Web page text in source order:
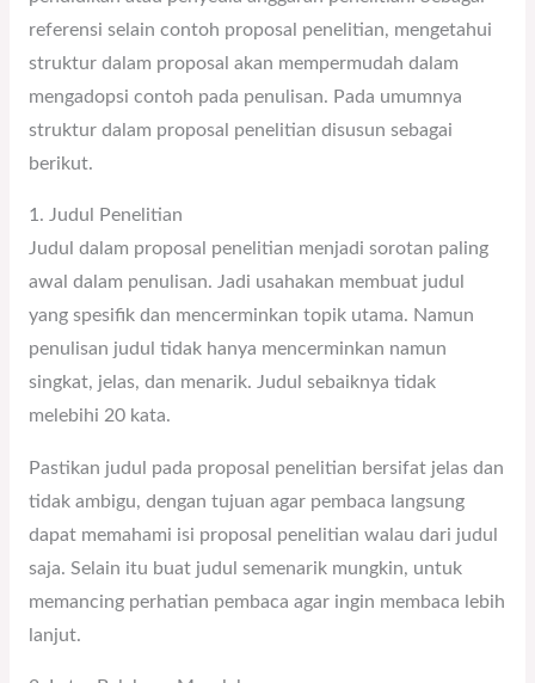
referensi selain contoh proposal penelitian, mengetahui
struktur dalam proposal akan mempermudah dalam
mengadopsi contoh pada penulisan. Pada umumnya
struktur dalam proposal penelitian disusun sebagai
berikut.
1. Judul Penelitian
Judul dalam proposal penelitian menjadi sorotan paling
awal dalam penulisan. Jadi usahakan membuat judul
yang spesifik dan mencerminkan topik utama. Namun
penulisan judul tidak hanya mencerminkan namun
singkat, jelas, dan menarik. Judul sebaiknya tidak
melebihi 20 kata.
Pastikan judul pada proposal penelitian bersifat jelas dan
tidak ambigu, dengan tujuan agar pembaca langsung
dapat memahami isi proposal penelitian walau dari judul
saja. Selain itu buat judul semenarik mungkin, untuk
memancing perhatian pembaca agar ingin membaca lebih
lanjut.